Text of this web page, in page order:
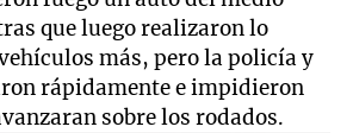
que luego realizaron lo
más, pero la policía y
rápidamente e impidieron
sobre los rodados.